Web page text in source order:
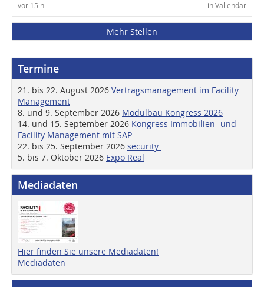
in Vallendar
vor 15 h
Mehr Stellen
Termine
21. bis 22. August 2026 Vertragsmanagement im Facility
Management
8. und 9. September 2026 Modulbau Kongress 2026
14. und 15. September 2026 Kongress Immobilien- und
Facility Management mit SAP
22. bis 25. September 2026 security
5. bis 7. Oktober 2026 Expo Real
Mediadaten
Hier finden Sie unsere Mediadaten!
Mediadaten